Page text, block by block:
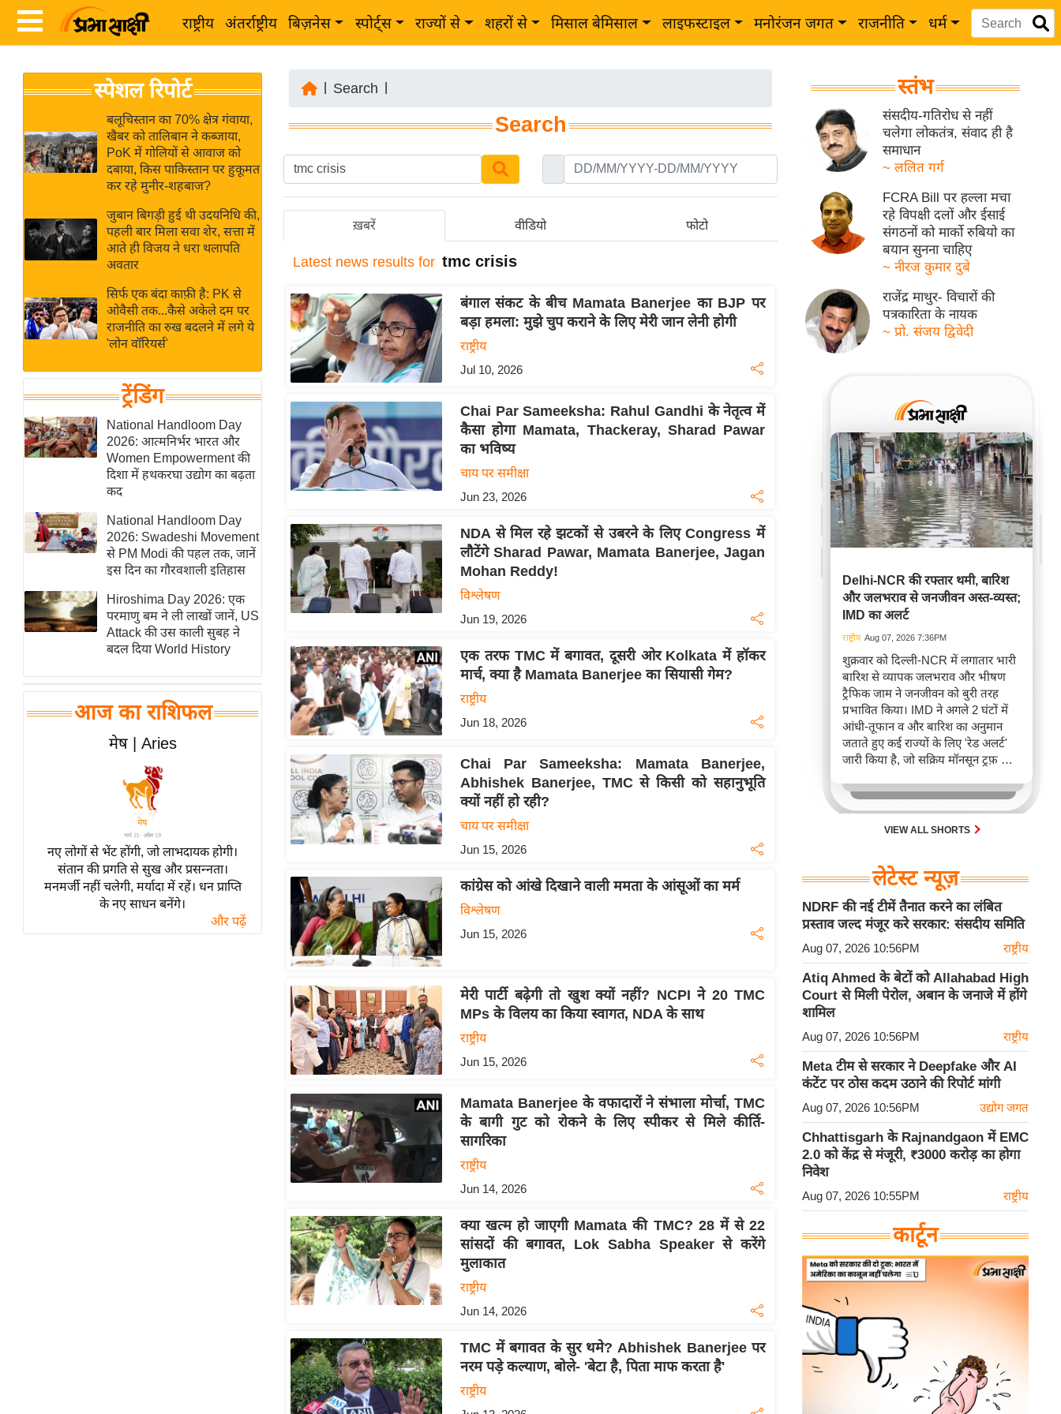
राष्ट्रीय अंतर्राष्ट्रीय बिज़नेस स्पोर्ट्स राज्यों से शहरों से मिसाल बेमिसाल लाइफस्टाइल मनोरंजन जगत राजनीति धर्म
News
Hindi
Hindi
Live
News in
Hindi
News
Hindi
Videos
ब
र
अंतर्राष्ट्रीय
बिज़नेस
उद्योग
विशेषज्ञ
राय
खेल
क्रिकेट
IPL
2026
मिसाल बेमिसाल
शख्सियत
यंग इंडिया
साहित्य जगत
ऑटो वर्ल्ड
न्यूज ब्रीफ
बॉलीवुड
हॉलीवुड
फिल्म समीक्षा
लाइफस्टाइल
टेक्नॉलॉजी
ब्यूटी/फैशन
घरेलू नुस्खे
पर्यटन स्थल
फिटनेस मंत्रा
स्पेशल रिपोर्ट
बलूचिस्तान का 70% क्षेत्र गंवाया,
खैबर को तालिबान ने कब्जाया,
PoK में गोलियों से आवाज को
दबाया, किस पाकिस्तान पर हुकूमत
कर रहे मुनीर-शहबाज?
जुबान बिगड़ी हुई थी उदयनिधि की,
पहली बार मिला सवा शेर, सत्ता में
आते ही विजय ने धरा थलापति
अवतार
सिर्फ एक बंदा काफ़ी है: PK से
ओवैसी तक...कैसे अकेले दम पर
राजनीति का रुख बदलने में लगे ये
'लोन वॉरियर्स'
ट्रेंडिंग
National Handloom Day
2026: आत्मनिर्भर भारत और
Women Empowerment की
दिशा में हथकरघा उद्योग का बढ़ता
कद
National Handloom Day
2026: Swadeshi Movement
से PM Modi की पहल तक, जानें
इस दिन का गौरवशाली इतिहास
Hiroshima Day 2026: एक
परमाणु बम ने ली लाखों जानें, US
Attack की उस काली सुबह ने
बदल दिया World History
आज का राशिफल
मेष | Aries
नए लोगों से भेंट होंगी, जो लाभदायक होगी।
संतान की प्रगति से सुख और प्रसन्नता।
मनमर्जी नहीं चलेगी, मर्यादा में रहें। धन प्राप्ति
के नए साधन बनेंगे।
और पढ़ें
Search
Search
ख़बरें वीडियो फोटो
Latest news results for tmc crisis
बंगाल संकट के बीच Mamata Banerjee का BJP पर
बड़ा हमला: मुझे चुप कराने के लिए मेरी जान लेनी होगी
राष्ट्रीय
Jul 10, 2026
Chai Par Sameeksha: Rahul Gandhi के नेतृत्व में
कैसा होगा Mamata, Thackeray, Sharad Pawar
का भविष्य
चाय पर समीक्षा
Jun 23, 2026
NDA से मिल रहे झटकों से उबरने के लिए Congress में
लौटेंगे Sharad Pawar, Mamata Banerjee, Jagan
Mohan Reddy!
विश्लेषण
Jun 19, 2026
एक तरफ TMC में बगावत, दूसरी ओर Kolkata में हॉकर
मार्च, क्या है Mamata Banerjee का सियासी गेम?
राष्ट्रीय
Jun 18, 2026
Chai Par Sameeksha: Mamata Banerjee,
Abhishek Banerjee, TMC से किसी को सहानुभूति
क्यों नहीं हो रही?
चाय पर समीक्षा
Jun 15, 2026
कांग्रेस को आंखे दिखाने वाली ममता के आंसूओं का मर्म
विश्लेषण
Jun 15, 2026
मेरी पार्टी बढ़ेगी तो खुश क्यों नहीं? NCPI ने 20 TMC
MPs के विलय का किया स्वागत, NDA के साथ
राष्ट्रीय
Jun 15, 2026
Mamata Banerjee के वफादारों ने संभाला मोर्चा, TMC
के बागी गुट को रोकने के लिए स्पीकर से मिले कीर्ति-
सागरिका
राष्ट्रीय
Jun 14, 2026
क्या खत्म हो जाएगी Mamata की TMC? 28 में से 22
सांसदों की बगावत, Lok Sabha Speaker से करेंगे
मुलाकात
राष्ट्रीय
Jun 14, 2026
TMC में बगावत के सुर थमे? Abhishek Banerjee पर
नरम पड़े कल्याण, बोले- 'बेटा है, पिता माफ करता है'
राष्ट्रीय
स्तंभ
संसदीय-गतिरोध से नहीं
चलेगा लोकतंत्र, संवाद ही है
समाधान
~ ललित गर्ग
FCRA Bill पर हल्ला मचा
रहे विपक्षी दलों और ईसाई
संगठनों को मार्को रुबियो का
बयान सुनना चाहिए
~ नीरज कुमार दुबे
राजेंद्र माथुर- विचारों की
पत्रकारिता के नायक
~ प्रो. संजय द्विवेदी
Delhi-NCR की रफ्तार थमी, बारिश
और जलभराव से जनजीवन अस्त-व्यस्त;
IMD का अलर्ट
राष्ट्रीय Aug 07, 2026 7:36PM
शुक्रवार को दिल्ली-NCR में लगातार भारी
बारिश से व्यापक जलभराव और भीषण
ट्रैफिक जाम ने जनजीवन को बुरी तरह
प्रभावित किया। IMD ने अगले 2 घंटों में
आंधी-तूफान व और बारिश का अनुमान
जताते हुए कई राज्यों के लिए 'रेड अलर्ट'
जारी किया है, जो सक्रिय मॉनसून ट्रफ़ और
जिससे यातायात बाधित होने के साथ-साथ
सफदरजंग अस्पताल में भी जलभराव की
स्थिति बनी।VIEW ALL SHORTS
लेटेस्ट न्यूज़
NDRF की नई टीमें तैनात करने का लंबित
प्रस्ताव जल्द मंजूर करे सरकार: संसदीय समिति
Aug 07, 2026 10:56PM राष्ट्रीय
Atiq Ahmed के बेटों को Allahabad High
Court से मिली पेरोल, अबान के जनाजे में होंगे
शामिल
Aug 07, 2026 10:56PM राष्ट्रीय
Meta टीम से सरकार ने Deepfake और AI
कंटेंट पर ठोस कदम उठाने की रिपोर्ट मांगी
Aug 07, 2026 10:56PM उद्योग जगत
Chhattisgarh के Rajnandgaon में EMC
2.0 को केंद्र से मंजूरी, ₹3000 करोड़ का होगा
निवेश
Aug 07, 2026 10:55PM राष्ट्रीय
कार्टून